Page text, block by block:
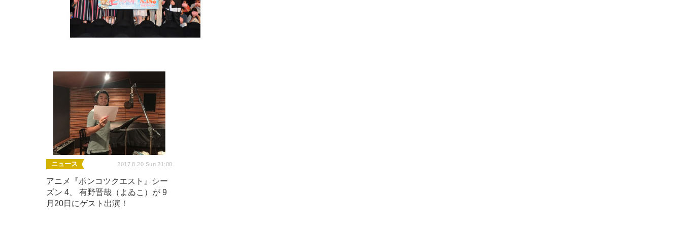
ニュース 2017.8.20 Sun 21:00
アニメ『ポンコツクエスト』シー
ズン 4、 有野晋哉（よゐこ）が 9
月20日にゲスト出演！